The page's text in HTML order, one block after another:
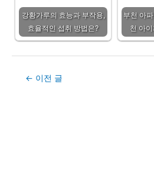
강황가루의 효능과 부작용,
효율적인 섭취 방법은?
부천 아
천 아
Post← 이전 글